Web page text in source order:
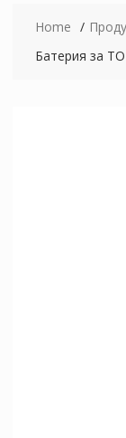
Home
Батерия за